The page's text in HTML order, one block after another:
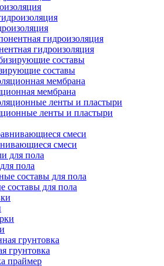
гидроизоляция
составы
мембрана
ленты и пластыри
смеси
пола
составы для пола
грунтовка